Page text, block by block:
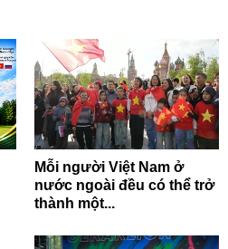
Mỗi người Việt Nam ở
nước ngoài đều có thể trở
thành một...